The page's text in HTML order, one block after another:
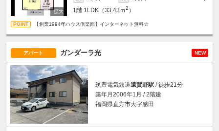
1階 1LDK（33.43ｍ2 ）
【創業1994年ハウス倶楽部】インターネット無料☆
アパート ガンダーラ光 NEW
筑豊電気鉄道遠賀野駅 / 徒歩21分
築年月2006年1月 / 2階建
福岡県直方市大字感田